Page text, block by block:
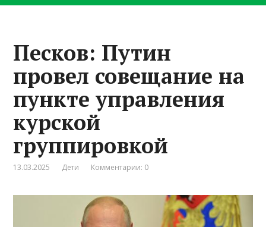
Песков: Путин
провел совещание на
пункте управления
курской
группировкой
13.03.2025 Дети Комментарии: 0